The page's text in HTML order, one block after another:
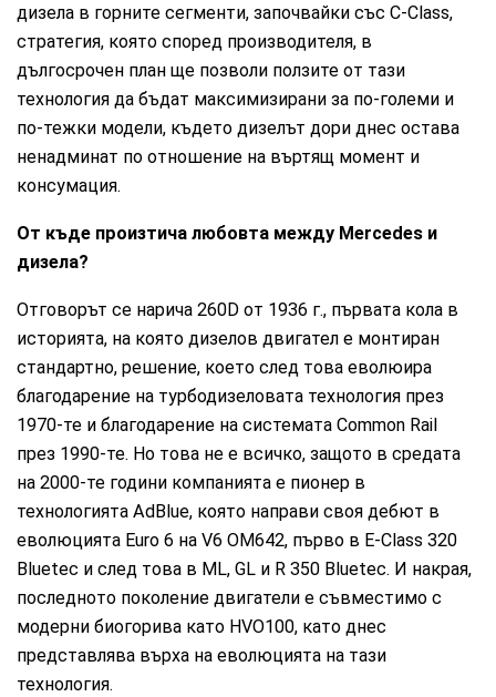
дизела в горните сегменти, започвайки със C-Class,
стратегия, която според производителя, в
дългосрочен план ще позволи ползите от тази
технология да бъдат максимизирани за по-големи и
по-тежки модели, където дизелът дори днес остава
ненадминат по отношение на въртящ момент и
консумация.
От къде произтича любовта между Mercedes и
дизела?
Отговорът се нарича 260D от 1936 г., първата кола в
историята, на която дизелов двигател е монтиран
стандартно, решение, което след това еволюира
благодарение на турбодизеловата технология през
1970-те и благодарение на системата Common Rail
през 1990-те. Но това не е всичко, защото в средата
на 2000-те години компанията е пионер в
технологията AdBlue, която направи своя дебют в
еволюцията Euro 6 на V6 OM642, първо в E-Class 320
Bluetec и след това в ML, GL и R 350 Bluetec. И накрая,
последното поколение двигатели е съвместимо с
модерни биогорива като HVO100, като днес
представлява върха на еволюцията на тази
технология.